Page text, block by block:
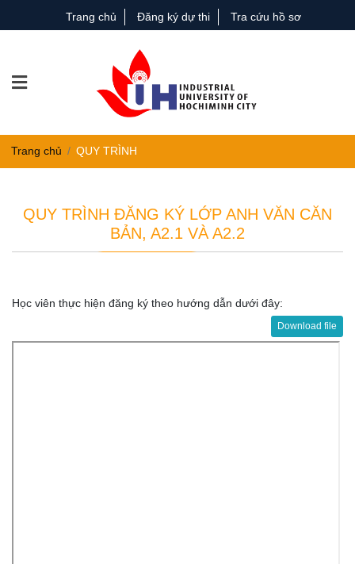
Trang chủ Đăng ký dự thi Tra cứu hồ sơ
Trang chủ QUY TRÌNH
QUY TRÌNH ĐĂNG KÝ LỚP ANH VĂN CĂN
BẢN, A2.1 VÀ A2.2
Học viên thực hiện đăng ký theo hướng dẫn dưới đây:
Download file